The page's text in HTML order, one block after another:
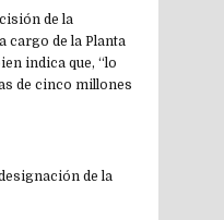
de la
cargo de la Planta
indica que, “lo
de cinco millones
de la